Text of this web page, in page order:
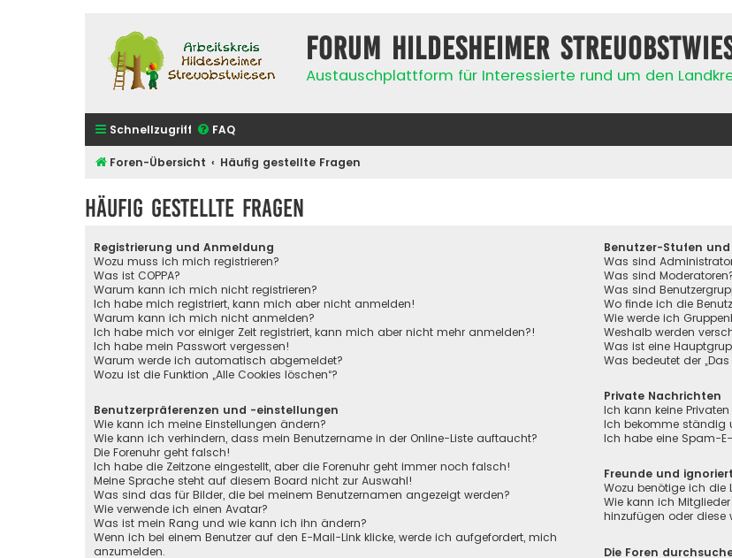
Forum Hildesheimer
Austauschplattform für Interessierte rund um den
Schnellzugriff FAQ
Foren-Übersicht Häufig gestellte Fragen
Häufig gestellte Fragen
Registrierung und Anmeldung
Wozu muss ich mich registrieren?
Was ist COPPA?
Warum kann ich mich nicht registrieren?
Ich habe mich registriert, kann mich aber nicht anmelden!
Warum kann ich mich nicht anmelden?
Ich habe mich vor einiger Zeit registriert, kann mich aber nicht mehr anmelden?!
Ich habe mein Passwort vergessen!
Warum werde ich automatisch abgemeldet?
Wozu ist die Funktion „Alle Cookies löschen“?
Benutzerpräferenzen und -einstellungen
Wie kann ich meine Einstellungen ändern?
Wie kann ich verhindern, dass mein Benutzername in der Online-Liste auftaucht?
Die Forenuhr geht falsch!
Ich habe die Zeitzone eingestellt, aber die Forenuhr geht immer noch falsch!
Meine Sprache steht auf diesem Board nicht zur Auswahl!
Was sind das für Bilder, die bei meinem Benutzernamen angezeigt werden?
Wie verwende ich einen Avatar?
Was ist mein Rang und wie kann ich ihn ändern?
Wenn ich bei einem Benutzer auf den E-Mail-Link klicke, werde ich aufgefordert, mich
anzumelden.
Benutzer-Stufen
Was sind
Was sind
Was sind
Wo finde ich die
Wie werde ich
Weshalb werden
Was ist eine
Was bedeutet der
Private Nachrichten
Ich kann keine
Ich bekomme ständig
Ich habe eine Spam-
Freunde und
Wozu benötige ich die
Wie kann ich
hinzufügen oder diese
Die Foren